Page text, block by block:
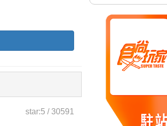
star:5 /30591